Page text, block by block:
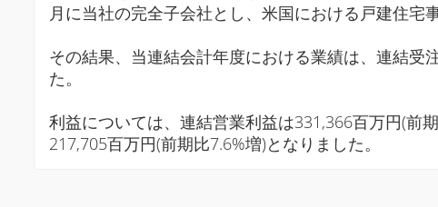
月に当社の完全子会社とし、米国における戸建住宅
その結果、当連結会計年度における業績は、連結受
た。
利益については、連結営業利益は331,366百万円(前
217,705百万円(前期比7.6%増)となりました。